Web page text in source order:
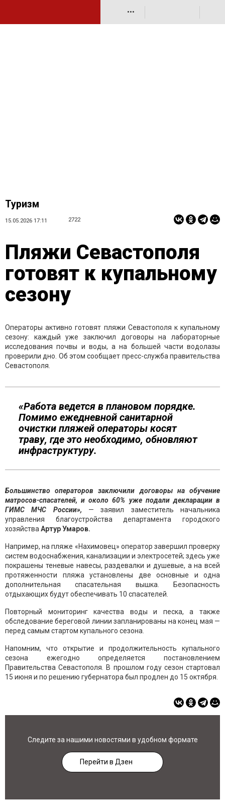
•••
Туризм
15.05.2026 17:11 2722
Пляжи Севастополя
готовят к купальному
сезону
Операторы активно готовят пляжи Севастополя к купальному
сезону: каждый уже заключил договоры на лабораторные
исследования почвы и воды, а на большей части водолазы
проверили дно. Об этом сообщает пресс-служба правительства
Севастополя.
«Работа ведется в плановом порядке.
Помимо ежедневной санитарной
очистки пляжей операторы косят
траву, где это необходимо, обновляют
инфраструктуру.
Большинство операторов заключили договоры на обучение
матросов-спасателей, и около 60% уже подали декларации в
ГИМС МЧС России», — заявил заместитель начальника
управления благоустройства департамента городского
хозяйства Артур Умаров.
Например, на пляже «Нахимовец» оператор завершил проверку
систем водоснабжения, канализации и электросетей; здесь уже
покрашены теневые навесы, раздевалки и душевые, а на всей
протяженности пляжа установлены две основные и одна
дополнительная спасательная вышка. Безопасность
отдыхающих будут обеспечивать 10 спасателей.
Повторный мониторинг качества воды и песка, а также
обследование береговой линии запланированы на конец мая —
перед самым стартом купального сезона.
Напомним, что открытие и продолжительность купального
сезона ежегодно определяется постановлением
Правительства Севастополя. В прошлом году сезон стартовал
15 июня и по решению губернатора был продлен до 15 октября.
Следите за нашими новостями в удобном формате
Перейти в Дзен